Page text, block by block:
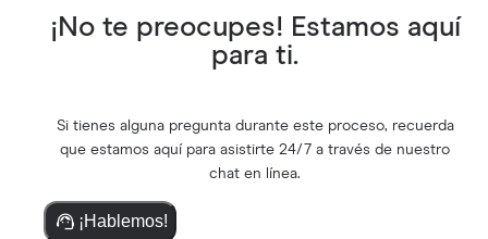
¡No te preocupes! Estamos aquí
para ti.
Si tienes alguna pregunta durante este proceso, recuerda
que estamos aquí para asistirte 24/7 a través de nuestro
chat en línea.
¡Hablemos!